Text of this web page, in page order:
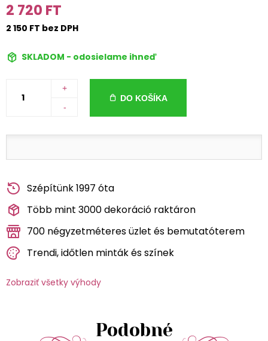
2 720 FT
2 150 FT bez DPH
SKLADOM - odosielame ihneď
+
-
DO KOŠÍKA
Szépítünk 1997 óta
Több mint 3000 dekoráció raktáron
700 négyzetméteres üzlet és bemutatóterem
Trendi, időtlen minták és színek
Zobraziť všetky výhody
Podobné